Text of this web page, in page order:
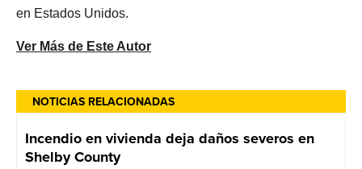
NOTICIAS RELACIONADAS
Incendio en vivienda deja daños severos en
Shelby County
en Estados Unidos.
Ver Más de Este Autor